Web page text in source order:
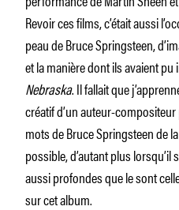
Revoir ces films, c’était aussi
peau de Bruce Springsteen,
et la manière dont ils avaient pu
Nebraska. Il fallait que
créatif d’un auteur-
mots de Bruce Springsteen de
possible, d’autant plus lorsqu’il
aussi profondes que le sont
sur cet album.